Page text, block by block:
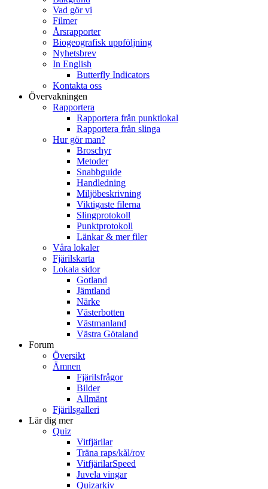
Vad gör vi
Filmer
Årsrapporter
Biogeografisk uppföljning
Nyhetsbrev
In English
Butterfly Indicators
Kontakta oss
Övervakningen
Rapportera
Rapportera från punktlokal
Rapportera från slinga
Hur gör man?
Broschyr
Metoder
Snabbguide
Handledning
Miljöbeskrivning
Viktigaste filerna
Slingprotokoll
Punktprotokoll
Länkar & mer filer
Våra lokaler
Fjärilskarta
Lokala sidor
Gotland
Jämtland
Närke
Västerbotten
Västmanland
Västra Götaland
Forum
Översikt
Ämnen
Fjärilsfrågor
Bilder
Allmänt
Fjärilsgalleri
Lär dig mer
Quiz
Vitfjärilar
Träna raps/kål/rov
VitfjärilarSpeed
Juvela vingar
Quizarkiv